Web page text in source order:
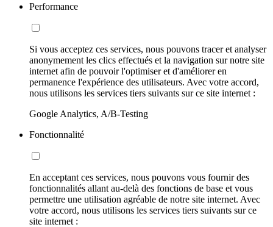
Performance
Si vous acceptez ces services, nous pouvons tracer et analyser
anonymement les clics effectués et la navigation sur notre site
internet afin de pouvoir l'optimiser et d'améliorer en
permanence l'expérience des utilisateurs. Avec votre accord,
nous utilisons les services tiers suivants sur ce site internet :
Google Analytics, A/B-Testing
Fonctionnalité
En acceptant ces services, nous pouvons vous fournir des
fonctionnalités allant au-delà des fonctions de base et vous
permettre une utilisation agréable de notre site internet. Avec
votre accord, nous utilisons les services tiers suivants sur ce
site internet :